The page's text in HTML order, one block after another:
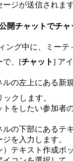
ジが送信されます
開チャットでチャ
ング中に、ミーテ
で、[チャット] ア
ルの左上にある新
ックします。
トをしたい参加者
ルの下部にあるテ
を入力します。
）テキスト作成ボ